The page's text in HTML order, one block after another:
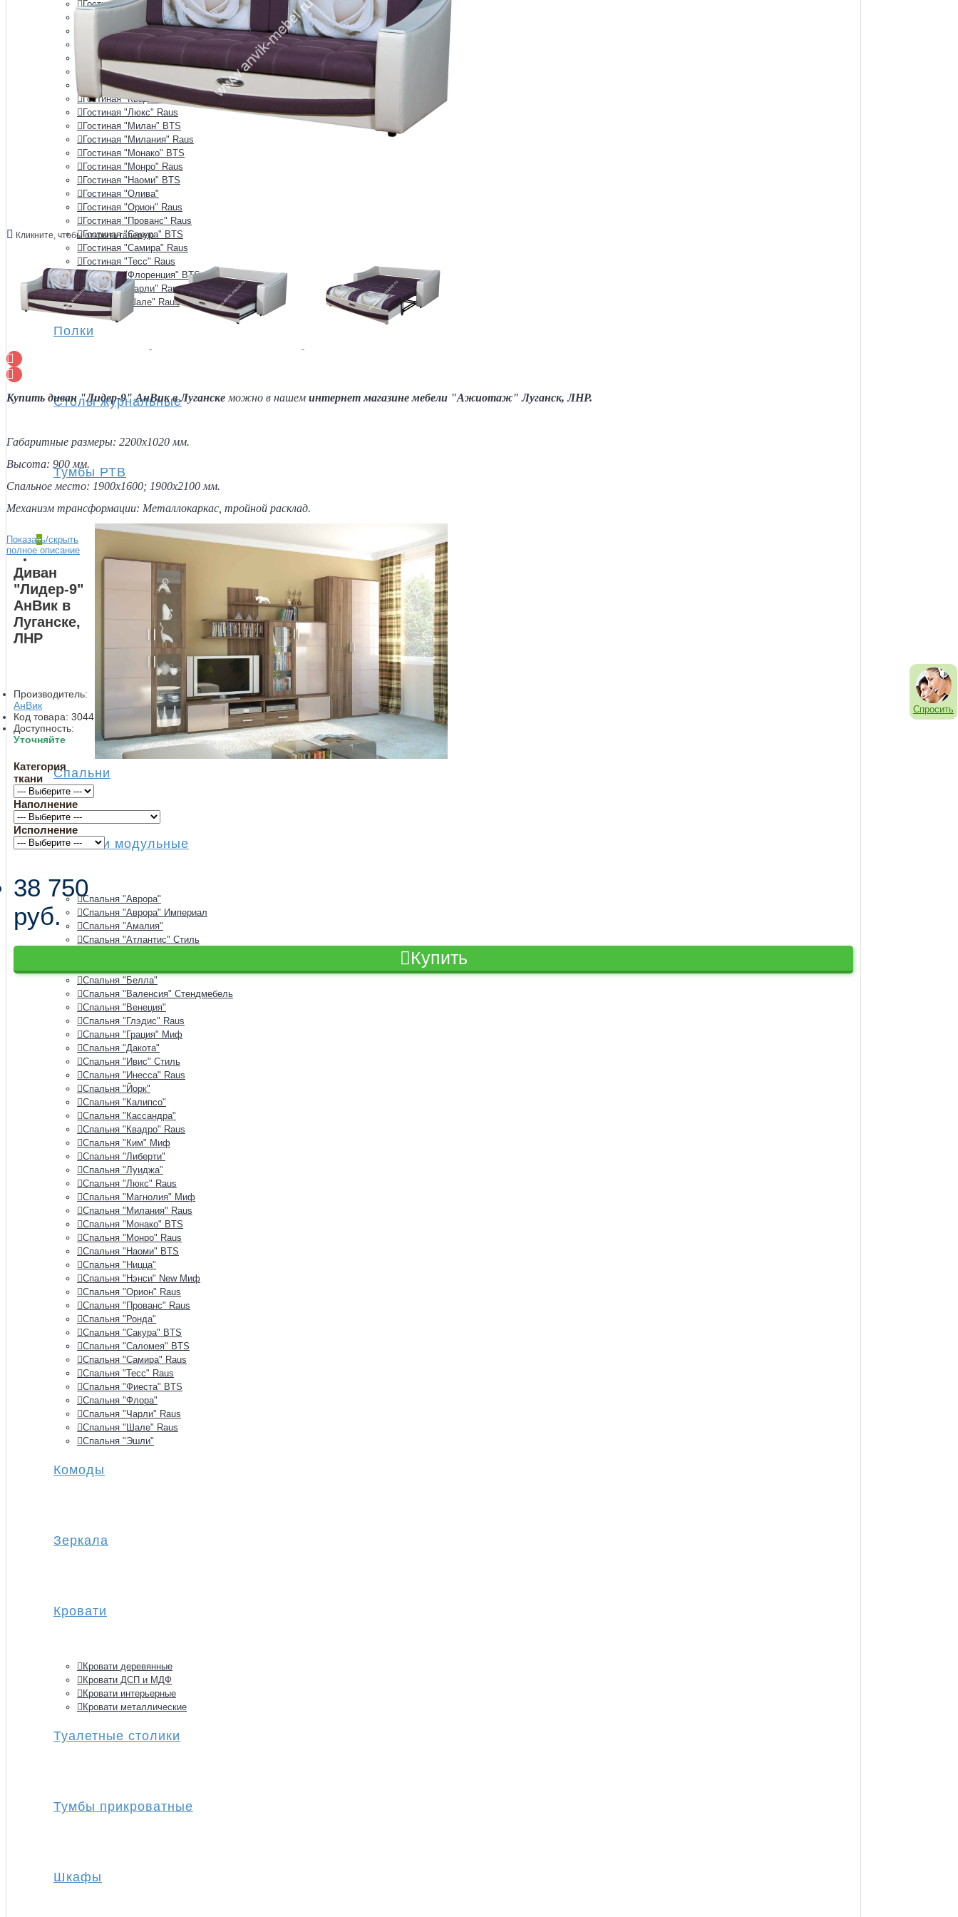
Гостиная "Зарина"
Гостиная "Афина" Raus
Гостиная "Аэлита"
Гостиная "Белла" BTS
Гостиная "Глэдис" Raus
Гостиная "Инесса" Raus
Гостиная "Йорк" Империал
Гостиная "Квадро" Raus
Гостиная "Люкс" Raus
Гостиная "Милан" BTS
Гостиная "Милания" Raus
Гостиная "Монако" BTS
Гостиная "Монро" Raus
Гостиная "Наоми" BTS
Гостиная "Олива"
Гостиная "Орион" Raus
Гостиная "Прованс" Raus
Гостиная "Сакура" BTS
Гостиная "Самира" Raus
Гостиная "Тесс" Raus
Гостиная "Флоренция" BTS
Гостиная "Чарли" Raus
Гостиная "Шале" Raus
Полки
Столы журнальные
Тумбы РТВ
+
Спальня
Спальни
Спальни модульные
Спальня "Аврора"
Спальня "Аврора" Империал
Спальня "Амалия"
Спальня "Атлантис" Стиль
Спальня "Белла"
Спальня "Валенсия" Стендмебель
Спальня "Венеция"
Спальня "Глэдис" Raus
Спальня "Грация" Миф
Спальня "Дакота"
Спальня "Ивис" Стиль
Спальня "Инесса" Raus
Спальня "Йорк"
Спальня "Калипсо"
Спальня "Кассандра"
Спальня "Квадро" Raus
Спальня "Ким" Миф
Спальня "Либерти"
Спальня "Луиджа"
Спальня "Люкс" Raus
Спальня "Магнолия" Миф
Спальня "Милания" Raus
Спальня "Монако" BTS
Спальня "Монро" Raus
Спальня "Наоми" BTS
Спальня "Ницца"
Спальня "Нэнси" New Миф
Спальня "Орион" Raus
Спальня "Прованс" Raus
Спальня "Ронда"
Спальня "Сакура" BTS
Спальня "Саломея" BTS
Спальня "Самира" Raus
Спальня "Тесс" Raus
Спальня "Фиеста" BTS
Спальня "Флора"
Спальня "Чарли" Raus
Спальня "Шале" Raus
Спальня "Эшли"
Комоды
Зеркала
Кровати
Кровати деревянные
Кровати ДСП и МДФ
Кровати интерьерные
Кровати металлические
Туалетные столики
Тумбы прикроватные
Шкафы
Кликните, чтобы открыть галерею
Купить диван "Лидер-9" АнВик в Луганске можно в нашем интернет магазине мебели "Ажиотаж" Луганск, ЛНР.
Габаритные размеры: 2200х1020 мм.
Высота: 900 мм.
Спальное место: 1900х1600; 1900х2100 мм.
Механизм трансформации: Металлокаркас, тройной расклад.
Показать/скрыть
полное описание
Диван
"Лидер-9"
АнВик в
Луганске,
ЛНР
Спросить
Производитель:
АнВик
Код товара: 3044
Доступность:
Уточняйте
Категория
ткани
Наполнение
Исполнение
38 750
руб.
Купить